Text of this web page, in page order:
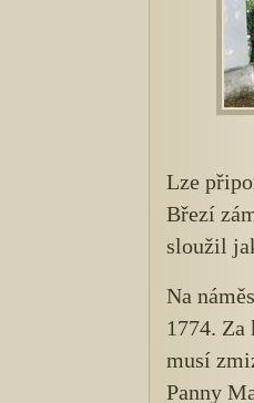
Lze
Březí
sloužil
Na
1774.
musí
Panny